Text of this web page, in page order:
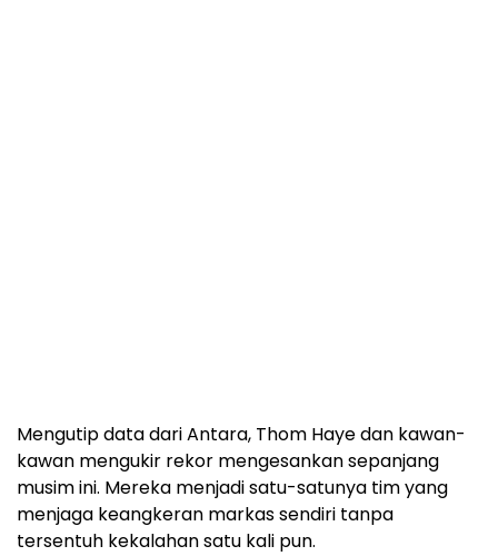
Mengutip data dari Antara, Thom Haye dan kawan-
kawan mengukir rekor mengesankan sepanjang
musim ini. Mereka menjadi satu-satunya tim yang
menjaga keangkeran markas sendiri tanpa
tersentuh kekalahan satu kali pun.